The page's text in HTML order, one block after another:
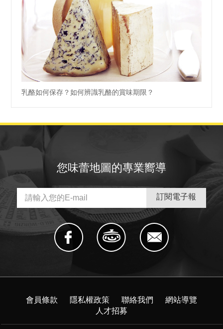
乳酪如何保存？如何辨識乳酪的賞味期限？
您味蕾地圖的專業嚮導
會員條款 隱私權政策 聯絡我們
網站導覽
人才招募